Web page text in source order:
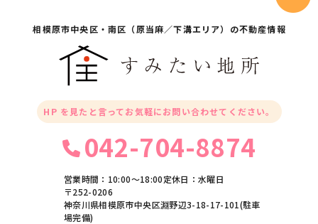
相模原市中央区・ 南区（原当麻／下溝エリア）の不動産情報
HP を見たと言ってお気軽にお問い合わせてください。
042-704-8874
営業時間：10:00〜18:00定休日：水曜日
〒252-0206
神奈川県相模原市中央区淵野辺3-18-17-101(駐車
場完備)